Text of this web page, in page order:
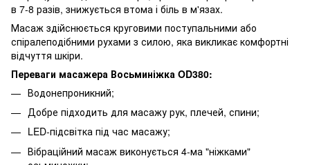
в 7-8 разів, знижується втома і біль в м'язах.
Масаж здійснюється круговими поступальними або
спіралеподібними рухами з силою, яка викликає комфортні
відчуття шкіри.
Переваги масажера Восьминіжка OD380:
Водонепроникний;
Добре підходить для масажу рук, плечей, спини;
LED-підсвітка під час масажу;
Вібраційний масаж виконується 4-ма "ніжками"